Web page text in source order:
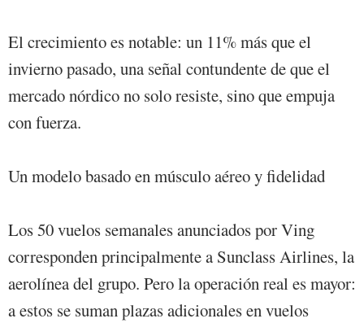
El crecimiento es notable: un 11% más que el
invierno pasado, una señal contundente de que el
mercado nórdico no solo resiste, sino que empuja
con fuerza.
Un modelo basado en músculo aéreo y fidelidad
Los 50 vuelos semanales anunciados por Ving
corresponden principalmente a Sunclass Airlines, la
aerolínea del grupo. Pero la operación real es mayor:
a estos se suman plazas adicionales en vuelos